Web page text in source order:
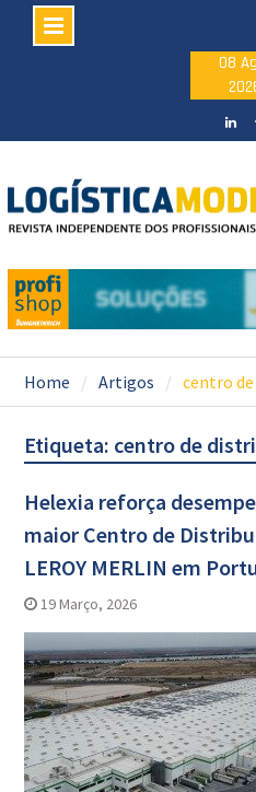
08
Home Artigos centro
Etiqueta: centro de
Helexia reforça
maior Centro de
LEROY MERLIN em
19 Março, 2026